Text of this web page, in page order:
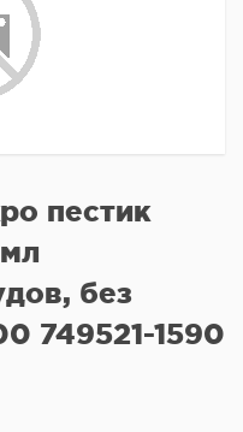
пестик
без
749521-1590